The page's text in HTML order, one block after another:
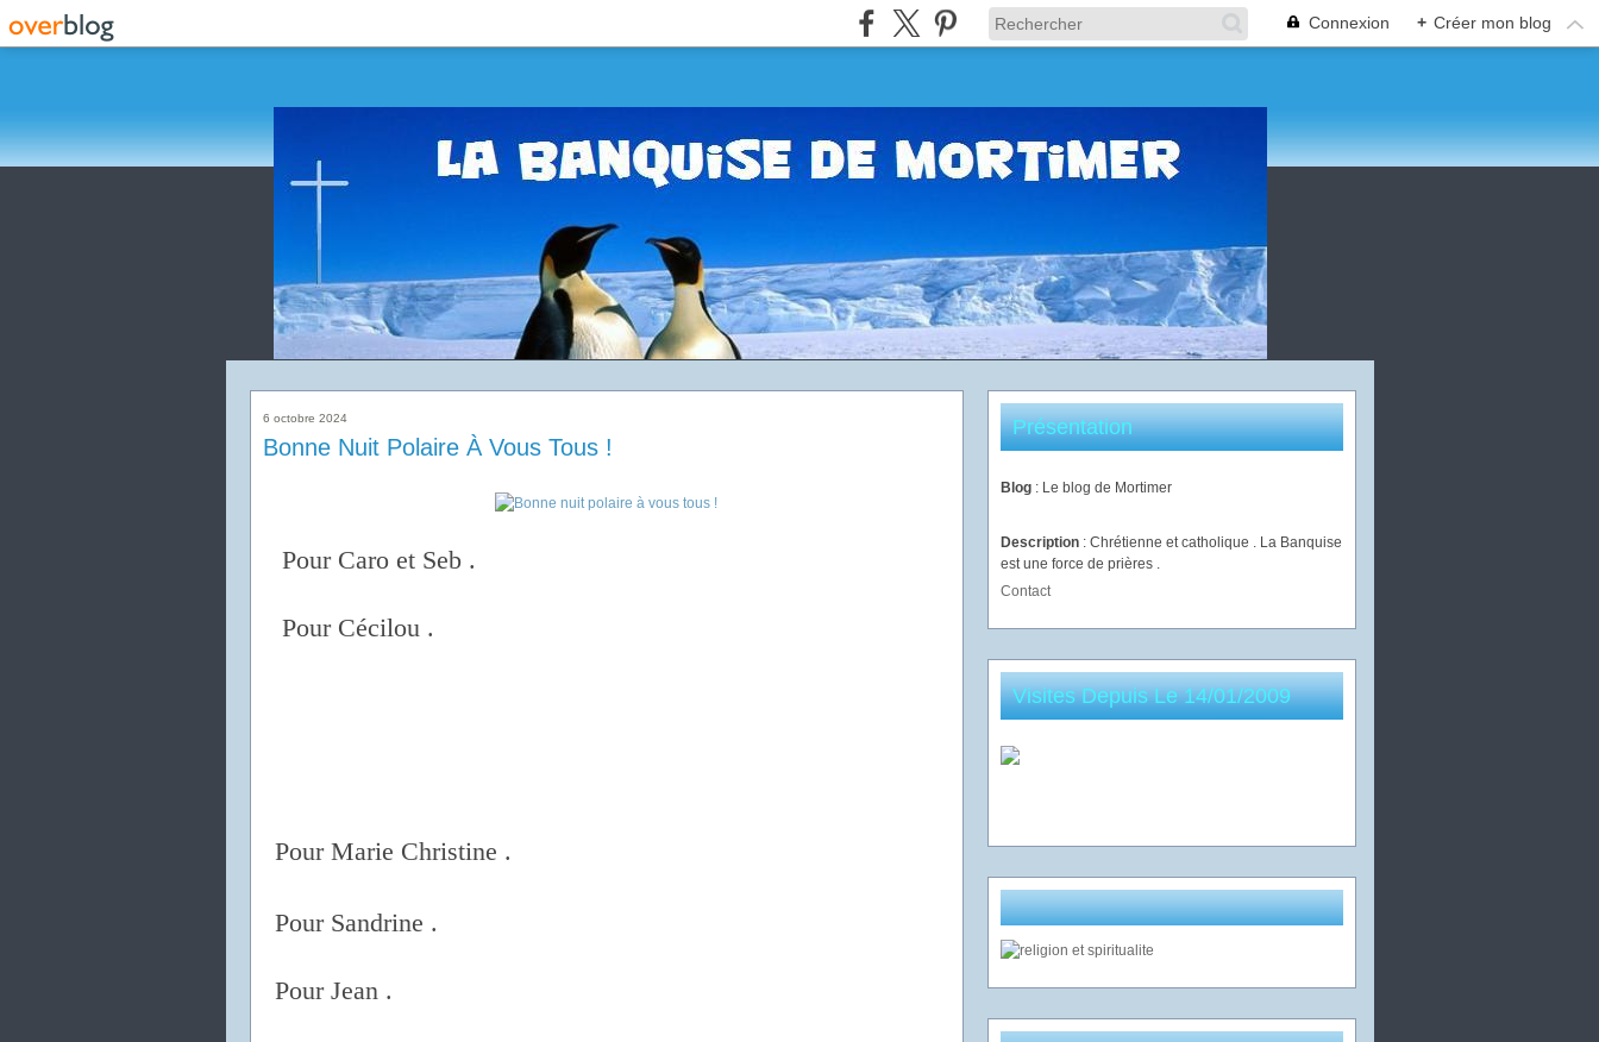
Connexion + Créer mon blog
6 octobre 2024
Bonne Nuit Polaire À Vous Tous !
Pour Caro et Seb .
Pour Cécilou .
Pour Marie Christine .
Pour Sandrine .
Pour Jean .
Présentation
Blog : Le blog de Mortimer
Description : Chrétienne et catholique . La Banquise
est une force de prières .
Contact
Visites Depuis Le 14/01/2009